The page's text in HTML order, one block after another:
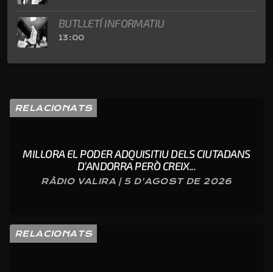
BUTLLETÍ INFORMATIU
13:00
RELACIONATS
MILLORA EL PODER ADQUISITIU DELS CIUTADANS
D’ANDORRA PERÒ CREIX...
RÀDIO VALIRA | 5 D'AGOST DE 2026
RELACIONATS